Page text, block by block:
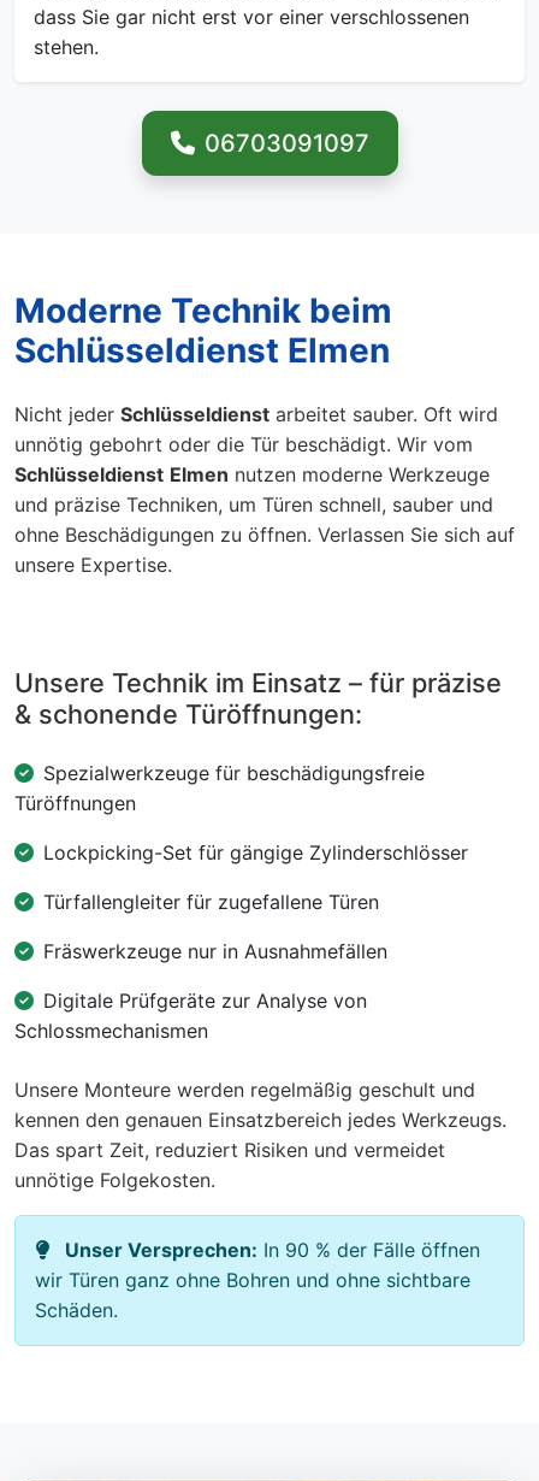
dass Sie gar nicht erst vor einer verschlossenen
stehen.
06703091097
Moderne Technik beim
Schlüsseldienst Elmen
Nicht jeder Schlüsseldienst arbeitet sauber. Oft wird
unnötig gebohrt oder die Tür beschädigt. Wir vom
Schlüsseldienst Elmen nutzen moderne Werkzeuge
und präzise Techniken, um Türen schnell, sauber und
ohne Beschädigungen zu öffnen. Verlassen Sie sich auf
unsere Expertise.
Unsere Technik im Einsatz – für präzise
& schonende Türöffnungen:
Spezialwerkzeuge für beschädigungsfreie
Türöffnungen
Lockpicking-Set für gängige Zylinderschlösser
Türfallengleiter für zugefallene Türen
Fräswerkzeuge nur in Ausnahmefällen
Digitale Prüfgeräte zur Analyse von
Schlossmechanismen
Unsere Monteure werden regelmäßig geschult und
kennen den genauen Einsatzbereich jedes Werkzeugs.
Das spart Zeit, reduziert Risiken und vermeidet
unnötige Folgekosten.
Unser Versprechen: In 90 % der Fälle öffnen
wir Türen ganz ohne Bohren und ohne sichtbare
Schäden.